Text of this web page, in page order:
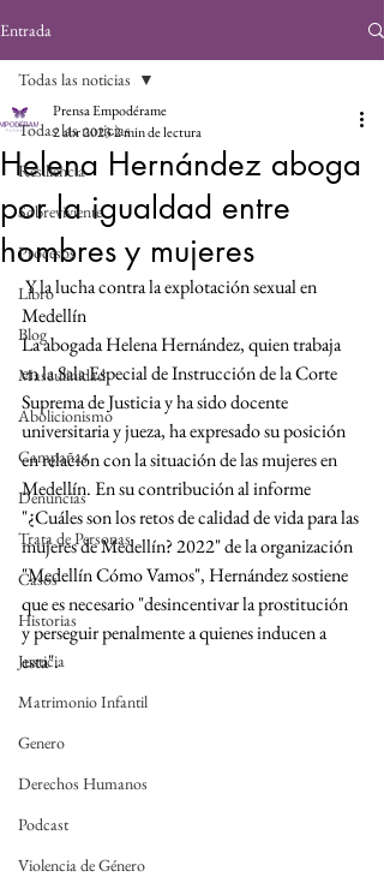
Entrada
Todas las noticias
Resiliencia
Sobreviviente
Procesos
Libro
Blog
Masculinidad
Abolicionismo
Campañas
Denuncias
Trata de Personas
Casos
Historias
Justicia
Matrimonio Infantil
Genero
Derechos Humanos
Podcast
Violencia de Género
Todas las noticias
Helena Hernández aboga
por la igualdad entre
hombres y mujeres
Prensa Empodérame
2 abr 20232 min de lectura
Y la lucha contra la explotación sexual en
Medellín
La abogada Helena Hernández, quien trabaja
en la Sala Especial de Instrucción de la Corte
Suprema de Justicia y ha sido docente
universitaria y jueza, ha expresado su posición
en relación con la situación de las mujeres en
Medellín. En su contribución al informe
"¿Cuáles son los retos de calidad de vida para las
mujeres de Medellín? 2022" de la organización
"Medellín Cómo Vamos", Hernández sostiene
que es necesario "desincentivar la prostitución
y perseguir penalmente a quienes inducen a
esta".